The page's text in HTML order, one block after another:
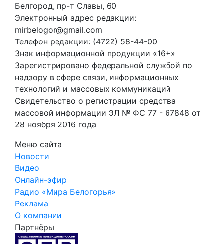
Белгород, пр-т Славы, 60
Электронный адрес редакции:
mirbelogor@gmail.com
Телефон редакции: (4722) 58-44-00
Знак информационной продукции «16+»
Зарегистрировано федеральной службой по
надзору в сфере связи, информационных
технологий и массовых коммуникаций
Свидетельство о регистрации средства
массовой информации ЭЛ № ФС 77 - 67848 от
28 ноября 2016 года
Меню сайта
Новости
Видео
Онлайн-эфир
Радио «Мира Белогорья»
Реклама
О компании
Партнёры